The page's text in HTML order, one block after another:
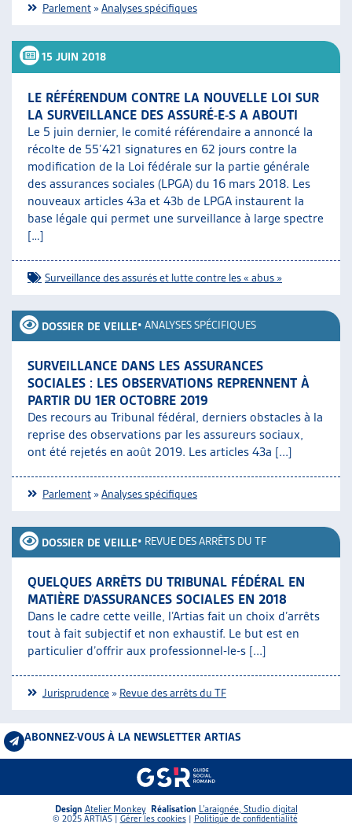
Parlement »Analyses spécifiques
15 JUIN 2018
LE RÉFÉRENDUM CONTRE LA NOUVELLE LOI SUR
LA SURVEILLANCE DES ASSURÉ-E-S A ABOUTI
Le 5 juin dernier, le comité référendaire a annoncé la
récolte de 55’421 signatures en 62 jours contre la
modification de la Loi fédérale sur la partie générale
des assurances sociales (LPGA) du 16 mars 2018. Les
nouveaux articles 43a et 43b de LPGA instaurent la
base légale qui permet une surveillance à large spectre
[…]
Surveillance des assurés et lutte contre les « abus »
DOSSIER DE VEILLE• ANALYSES SPÉCIFIQUES
SURVEILLANCE DANS LES ASSURANCES
SOCIALES : LES OBSERVATIONS REPRENNENT À
PARTIR DU 1ER OCTOBRE 2019
Des recours au Tribunal fédéral, derniers obstacles à la
reprise des observations par les assureurs sociaux,
ont été rejetés en août 2019. Les articles 43a [...]
Parlement »Analyses spécifiques
DOSSIER DE VEILLE• REVUE DES ARRÊTS DU TF
QUELQUES ARRÊTS DU TRIBUNAL FÉDÉRAL EN
MATIÈRE D’ASSURANCES SOCIALES EN 2018
Dans le cadre cette veille, l’Artias fait un choix d’arrêts
tout à fait subjectif et non exhaustif. Le but est en
particulier d’offrir aux professionnel-le-s [...]
Jurisprudence » Revue des arrêts du TF
ABONNEZ-VOUS À LA NEWSLETTER ARTIAS
Design Atelier Monkey Réalisation L’araignée, Studio digital
© 2025 ARTIAS | Gérer les cookies| Politique de confidentialité